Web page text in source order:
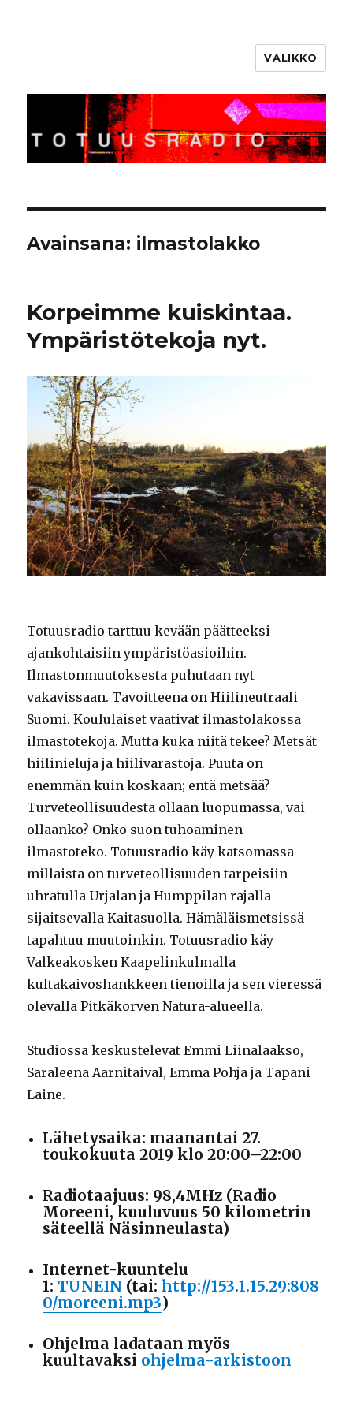
VALIKKO
Avainsana: ilmastolakko
Korpeimme kuiskintaa.
Ympäristötekoja nyt.
Totuusradio tarttuu kevään päätteeksi
ajankohtaisiin ympäristöasioihin.
Ilmastonmuutoksesta puhutaan nyt
vakavissaan. Tavoitteena on Hiilineutraali
Suomi. Koululaiset vaativat ilmastolakossa
ilmastotekoja. Mutta kuka niitä tekee? Metsät
hiilinieluja ja hiilivarastoja. Puuta on
enemmän kuin koskaan; entä metsää?
Turveteollisuudesta ollaan luopumassa, vai
ollaanko? Onko suon tuhoaminen
ilmastoteko. Totuusradio käy katsomassa
millaista on turveteollisuuden tarpeisiin
uhratulla Urjalan ja Humppilan rajalla
sijaitsevalla Kaitasuolla. Hämäläismetsissä
tapahtuu muutoinkin. Totuusradio käy
Valkeakosken Kaapelinkulmalla
kultakaivoshankkeen tienoilla ja sen vieressä
olevalla Pitkäkorven Natura-alueella.
Studiossa keskustelevat Emmi Liinalaakso,
Saraleena Aarnitaival, Emma Pohja ja Tapani
Laine.
Lähetysaika: maanantai 27.
toukokuuta 2019 klo 20:00–22:00
Radiotaajuus: 98,4MHz (Radio
Moreeni, kuuluvuus 50 kilometrin
säteellä Näsinneulasta)
Internet-kuuntelu
1:TUNEIN (tai:http://153.1.15.29:808
0/moreeni.mp3)
Ohjelma ladataan myös
kuultavaksi ohjelma-arkistoon